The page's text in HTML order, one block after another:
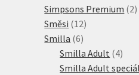
produktů
Simpsons Premium 22
Směsi 1212
Smilla 66
produktů
Smilla Adult 44
Smilla Adult